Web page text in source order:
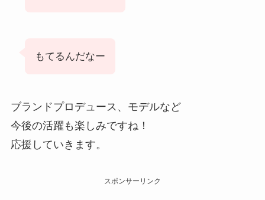
もてるんだなー
ブランドプロデュース、モデルなど
今後の活躍も楽しみですね！
応援していきます。
スポンサーリンク